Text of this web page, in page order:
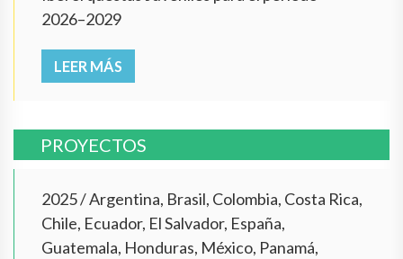
2026–2029
LEER MÁS
PROYECTOS
2025/Argentina, Brasil, Colombia, Costa Rica,
Chile, Ecuador, El Salvador, España,
Guatemala, Honduras, México, Panamá,